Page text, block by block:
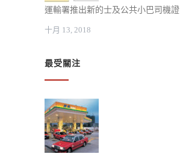
運輸署推出新的士及公共小巴司機證
十月 13, 2018
最受關注